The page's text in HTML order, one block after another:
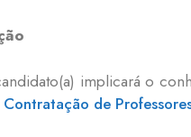
implicará o
de